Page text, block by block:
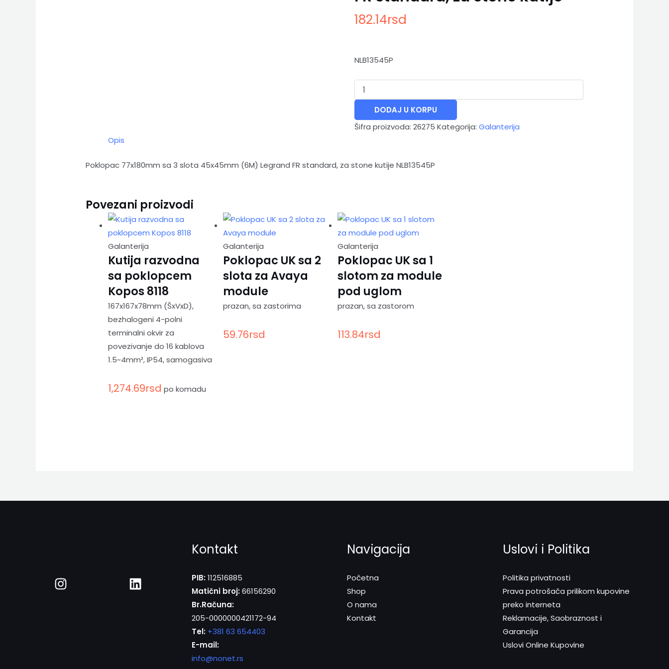
182.14rsd
NLB13545P
količina
DODAJ U KORPU
Šifra proizvoda: 26275 Kategorija: Galanterija
Opis
Poklopac 77x180mm sa 3 slota 45x45mm (6M) Legrand FR standard, za stone kutije NLB13545P
Povezani proizvodi
Galanterija
Kutija razvodna
sa poklopcem
Kopos 8118
167x167x78mm (ŠxVxD),
bezhalogeni 4-polni
terminalni okvir za
povezivanje do 16 kablova
1.5~4mm², IP54, samogasiva
1,274.69rsd po komadu
Galanterija
Poklopac UK sa 2
slota za Avaya
module
prazan, sa zastorima
59.76rsd
Galanterija
Poklopac UK sa 1
slotom za module
pod uglom
prazan, sa zastorom
113.84rsd
Kontakt
PIB:112516885
Matični broj:66156290
Br.Računa:
205-0000000421172-94
Tel: +381 63 654403
E-mail:
info@nonet.rs
Navigacija
Početna
Shop
O nama
Kontakt
Uslovi i Politika
Politika privatnosti
Prava potrošača prilikom kupovine
preko interneta
Reklamacije, Saobraznost i
Garancija
Uslovi Online Kupovine